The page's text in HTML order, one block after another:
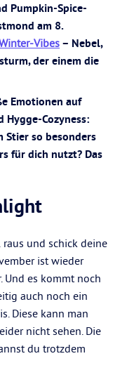
Pumpkin-Spice-
am 8.
Vibes– Nebel,
der einem die
Emotionen auf
Cozyness:
Stier so besonders
für dich nutzt? Das
raus und schick deine
ist wieder
Und es kommt noch
auch noch ein
Diese kann man
nicht sehen. Die
du trotzdem